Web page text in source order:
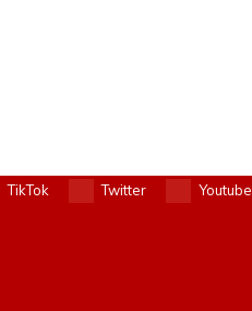
TikTok Twitter Youtube